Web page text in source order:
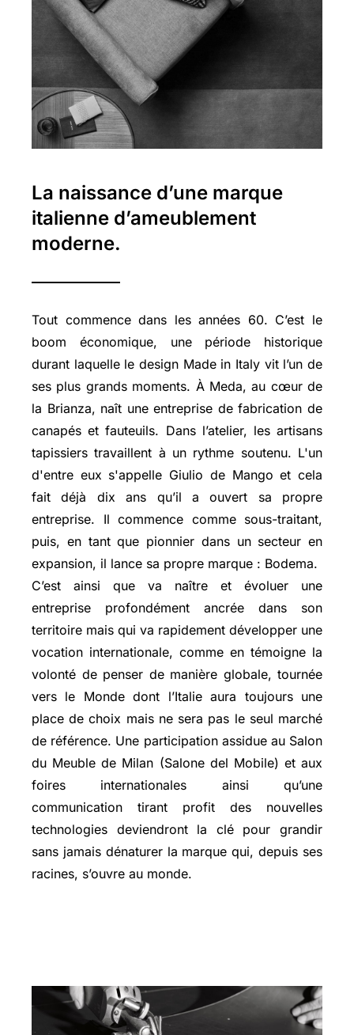
La naissance d’une marque
italienne d’ameublement
moderne.
Tout commence dans les années 60. C’est le
boom économique, une période historique
durant laquelle le design Made in Italy vit l’un de
ses plus grands moments. À Meda, au cœur de
la Brianza, naît une entreprise de fabrication de
canapés et fauteuils. Dans l’atelier, les artisans
tapissiers travaillent à un rythme soutenu. L'un
d'entre eux s'appelle Giulio de Mango et cela
fait déjà dix ans qu’il a ouvert sa propre
entreprise. Il commence comme sous-traitant,
puis, en tant que pionnier dans un secteur en
expansion, il lance sa propre marque : Bodema.
C’est ainsi que va naître et évoluer une
entreprise profondément ancrée dans son
territoire mais qui va rapidement développer une
vocation internationale, comme en témoigne la
volonté de penser de manière globale, tournée
vers le Monde dont l’Italie aura toujours une
place de choix mais ne sera pas le seul marché
de référence. Une participation assidue au Salon
du Meuble de Milan (Salone del Mobile) et aux
foires internationales ainsi qu’une
communication tirant profit des nouvelles
technologies deviendront la clé pour grandir
sans jamais dénaturer la marque qui, depuis ses
racines, s’ouvre au monde.